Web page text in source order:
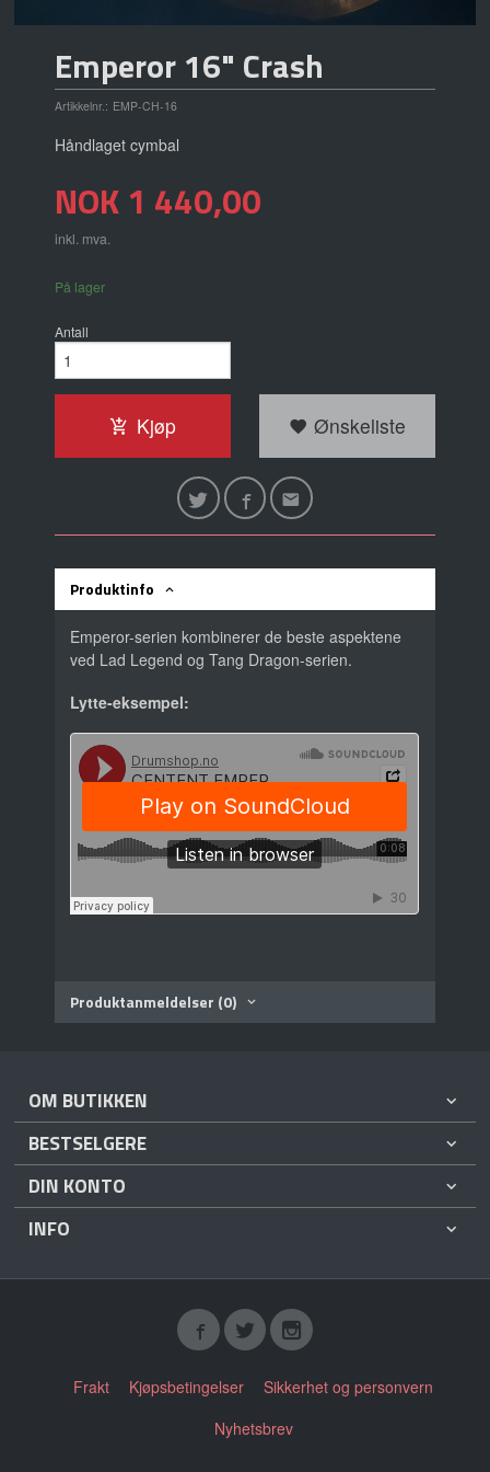
Emperor 16" Crash
Artikkelnr.: EMP-CH-16
Håndlaget cymbal
Pris
NOK1 440,00
inkl. mva.
På lager
Antall
Kjøp Ønskeliste
Produktinfo
Emperor-serien kombinerer de beste aspektene
ved Lad Legend og Tang Dragon-serien.
Lytte-eksempel:
Produktanmeldelser (0)
OM BUTIKKEN
BESTSELGERE
DIN KONTO
INFO
Frakt Kjøpsbetingelser
Sikkerhet og personvern
Nyhetsbrev